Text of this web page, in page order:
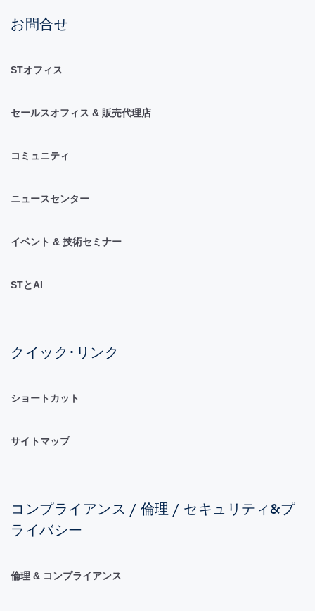
お問合せ
STオフィス
セールスオフィス & 販売代理店
コミュニティ
ニュースセンター
イベント & 技術セミナー
STとAI
クイック･リンク
ショートカット
サイトマップ
コンプライアンス / 倫理 / セキュリティ&プ
ライバシー
倫理 & コンプライアンス